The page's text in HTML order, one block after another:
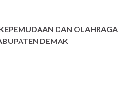
DAN OLAHRAGA
DEMAK